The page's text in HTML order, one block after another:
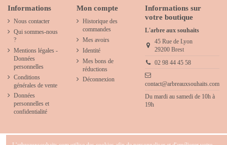
Informations
Nous contacter
Qui sommes-nous
?
Mentions légales -
Données
personnelles
Conditions
générales de vente
Données
personnelles et
confidentialité
Mon compte
Historique des
commandes
Mes avoirs
Identité
Mes bons de
réductions
Déconnexion
Informations sur
votre boutique
L'arbre aux souhaits
45 Rue de Lyon
29200 Brest
02 98 44 45 58
contact@arbreauxsouhaits.com
Du mardi au samedi de 10h à
19h